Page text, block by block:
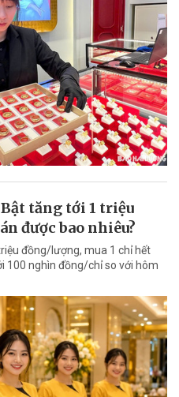
tăng tới 1 triệu
được bao nhiêu?
đồng/lượng, mua 1 chỉ hết
100 nghìn đồng/chỉ so với hôm